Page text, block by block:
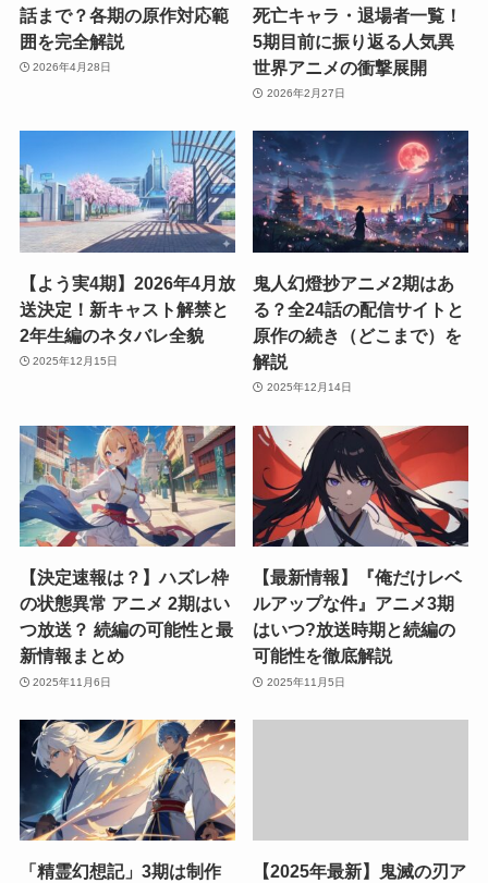
話まで？各期の原作対応範
囲を完全解説
2026年4月28日
死亡キャラ・退場者一覧！
5期目前に振り返る人気異
世界アニメの衝撃展開
2026年2月27日
【よう実4期】2026年4月放
送決定！新キャスト解禁と
2年生編のネタバレ全貌
2025年12月15日
鬼人幻燈抄アニメ2期はあ
る？全24話の配信サイトと
原作の続き（どこまで）を
解説
2025年12月14日
【決定速報は？】ハズレ枠
の状態異常 アニメ 2期はい
つ放送？ 続編の可能性と最
新情報まとめ
2025年11月6日
【最新情報】『俺だけレベ
ルアップな件』アニメ3期
はいつ?放送時期と続編の
可能性を徹底解説
2025年11月5日
「精霊幻想記」3期は制作
【2025年最新】鬼滅の刃ア